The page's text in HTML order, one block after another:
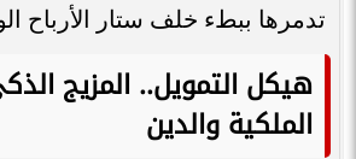
تدمرها ببطء خلف ستار الأرباح
هيكل التمويل.. المزيج
الملكية والدين